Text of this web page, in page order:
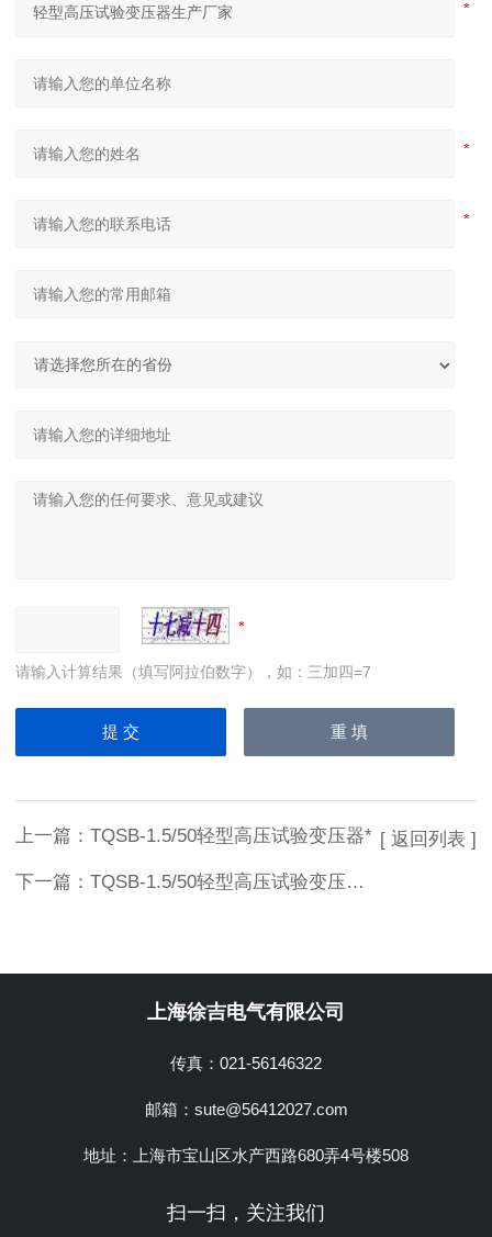
请输入计算结果（填写阿拉伯数字），如：三加四=7
上一篇： TQSB-1.5/50轻型高压试验变压器*
下一篇： TQSB-1.5/50轻型高压试验变压器厂商批发
[ 返回列表 ]
上海徐吉电气有限公司
传真：021-56146322
邮箱：sute@56412027.com
地址：上海市宝山区水产西路680弄4号楼508
扫一扫，关注我们